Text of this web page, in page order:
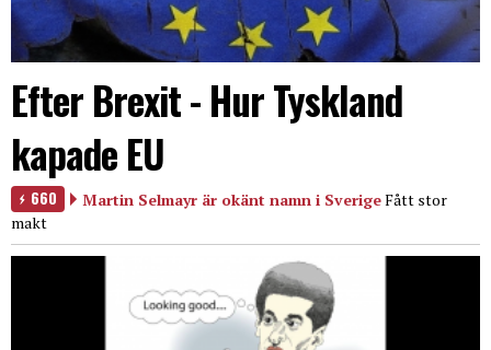
Efter Brexit - Hur Tyskland
kapade EU
660 Martin Selmayr är okänt namn i SverigeFått stor
makt